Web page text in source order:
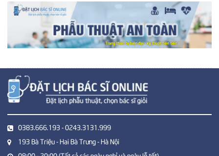
0383.666.193 - 0243.3131.999
193 Bà Triệu - Hai Bà Trưng - Hà Nội